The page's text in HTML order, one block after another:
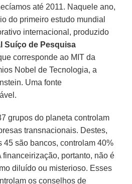
até 2011. Naquele ano,
do primeiro estudo mundial
internacional, produzido
Suíço de Pesquisa
corresponde ao MIT da
Nobel de Tecnologia, a
Uma fonte
grupos do planeta controlam
transnacionais. Destes,
45 são bancos, controlam 40%
financeirização, portanto, não é
diluído ou misterioso. Esses
os conselhos de